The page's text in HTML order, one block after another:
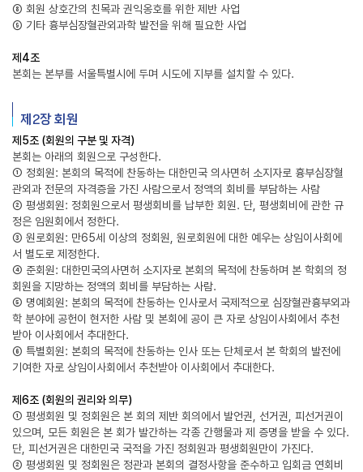
⑧ 회원 상호간의 친목과 권익옹호를 위한 제반 사업
⑨ 기타 흉부심장혈관외과학 발전을 위해 필요한 사업
제4조
본회는 본부를 서울특별시에 두며 시도에 지부를 설치할 수 있다.
제2장 회원
제5조 (회원의 구분 및 자격)
본회는 아래의 회원으로 구성한다.
① 정회원: 본회의 목적에 찬동하는 대한민국 의사면허 소지자로 흉부심장혈
관외과 전문의 자격증을 가진 사람으로서 정액의 회비를 부담하는 사람
② 평생회원: 정회원으로서 평생회비를 납부한 회원. 단, 평생회비에 관한 규
정은 임원회에서 정한다.
③ 원로회원: 만65세 이상의 정회원, 원로회원에 대한 예우는 상임이사회에
서 별도로 제정한다.
④ 준회원: 대한민국의사면허 소지자로 본회의 목적에 찬동하며 본 학회의 정
회원을 지망하는 정액의 회비를 부담하는 사람.
⑤ 명예회원: 본회의 목적에 찬동하는 인사로서 국제적으로 심장혈관흉부외과
학 분야에 공헌이 현저한 사람 및 본회에 공이 큰 자로 상임이사회에서 추천
받아 이사회에서 추대한다.
⑥ 특별회원: 본회의 목적에 찬동하는 인사 또는 단체로서 본 학회의 발전에
기여한 자로 상임이사회에서 추천받아 이사회에서 추대한다.
제6조 (회원의 권리와 의무)
① 평생회원 및 정회원은 본 회의 제반 회의에서 발언권, 선거권, 피선거권이
있으며, 모든 회원은 본 회가 발간하는 각종 간행물과 제 증명을 받을 수 있다.
단, 피선거권은 대한민국 국적을 가진 정회원과 평생회원만이 가진다.
② 평생회원 및 정회원은 정관과 본회의 결정사항을 준수하고 입회금 연회비